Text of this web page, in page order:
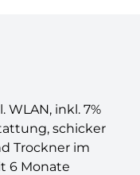
inkl. 7%
schicker
Trockner im
6 Monate